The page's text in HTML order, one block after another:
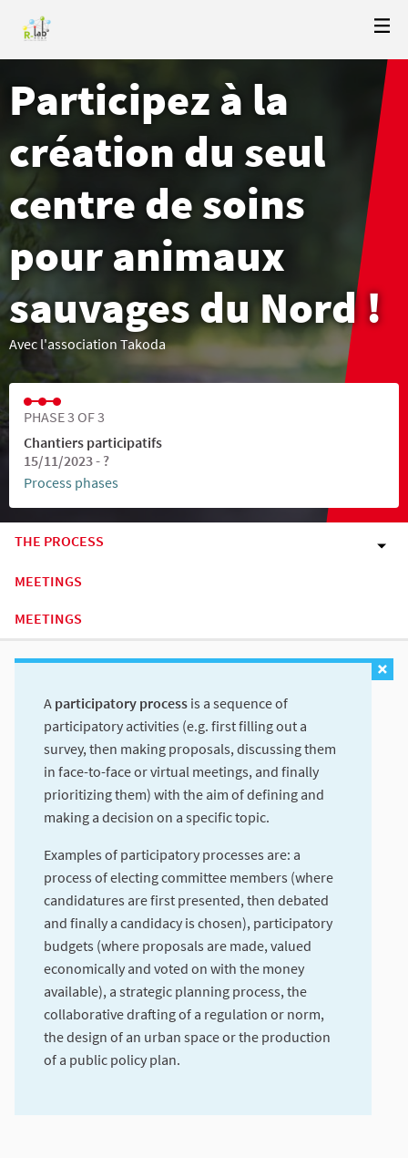
Participez à la
création du seul
centre de soins
pour animaux
sauvages du Nord !
Avec l'association Takoda
PHASE 3 OF 3
Chantiers participatifs
15/11/2023 - ?
Process phases
THE PROCESS
MEETINGS
MEETINGS
A participatory process is a sequence of
participatory activities (e.g. first filling out a
survey, then making proposals, discussing them
in face-to-face or virtual meetings, and finally
prioritizing them) with the aim of defining and
making a decision on a specific topic.
Examples of participatory processes are: a
process of electing committee members (where
candidatures are first presented, then debated
and finally a candidacy is chosen), participatory
budgets (where proposals are made, valued
economically and voted on with the money
available), a strategic planning process, the
collaborative drafting of a regulation or norm,
the design of an urban space or the production
of a public policy plan.